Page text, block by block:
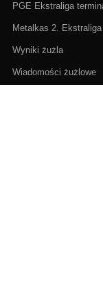
PGE Ekstraliga
Metalkas 2.
Wyniki żużla
Wiadomości żużlowe